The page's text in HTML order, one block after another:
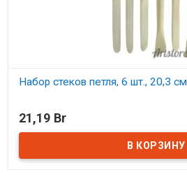
Набор стеков петля, 6 шт., 20,3 см
21,19 Br